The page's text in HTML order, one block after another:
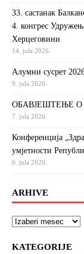
33. састанак
4. конгрес
Херцеговини
14. jula 2026.
Алумни сусрет
9. jula 2026.
ОБАВЈЕШТЕЊЕ О
7. jula 2026.
Конференција
умјетности
6. jula 2026.
ARHIVE
KATEGORIJE